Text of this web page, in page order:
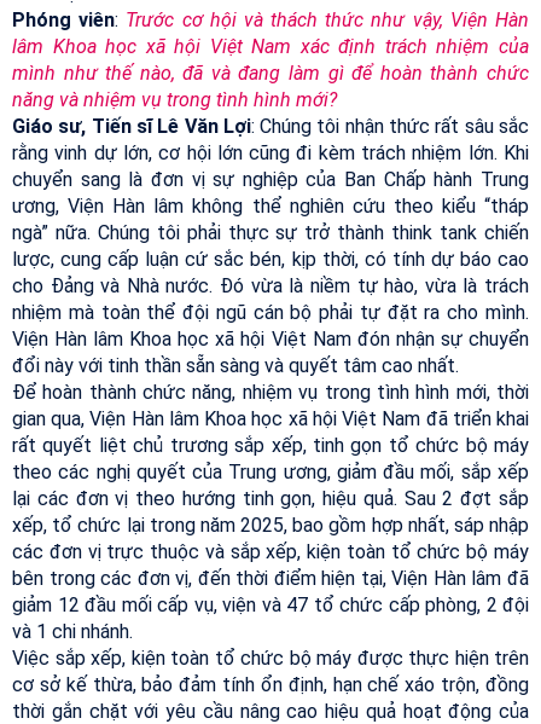
Phóng viên: Trước cơ hội và thách thức như vậy, Viện Hàn
lâm Khoa học xã hội Việt Nam xác định trách nhiệm của
mình như thế nào, đã và đang làm gì để hoàn thành chức
năng và nhiệm vụ trong tình hình mới?
Giáo sư, Tiến sĩ Lê Văn Lợi: Chúng tôi nhận thức rất sâu sắc
rằng vinh dự lớn, cơ hội lớn cũng đi kèm trách nhiệm lớn. Khi
chuyển sang là đơn vị sự nghiệp của Ban Chấp hành Trung
ương, Viện Hàn lâm không thể nghiên cứu theo kiểu “tháp
ngà” nữa. Chúng tôi phải thực sự trở thành think tank chiến
lược, cung cấp luận cứ sắc bén, kịp thời, có tính dự báo cao
cho Đảng và Nhà nước. Đó vừa là niềm tự hào, vừa là trách
nhiệm mà toàn thể đội ngũ cán bộ phải tự đặt ra cho mình.
Viện Hàn lâm Khoa học xã hội Việt Nam đón nhận sự chuyển
đổi này với tinh thần sẵn sàng và quyết tâm cao nhất.
Để hoàn thành chức năng, nhiệm vụ trong tình hình mới, thời
gian qua, Viện Hàn lâm Khoa học xã hội Việt Nam đã triển khai
rất quyết liệt chủ trương sắp xếp, tinh gọn tổ chức bộ máy
theo các nghị quyết của Trung ương, giảm đầu mối, sắp xếp
lại các đơn vị theo hướng tinh gọn, hiệu quả. Sau 2 đợt sắp
xếp, tổ chức lại trong năm 2025, bao gồm hợp nhất, sáp nhập
các đơn vị trực thuộc và sắp xếp, kiện toàn tổ chức bộ máy
bên trong các đơn vị, đến thời điểm hiện tại, Viện Hàn lâm đã
giảm 12 đầu mối cấp vụ, viện và 47 tổ chức cấp phòng, 2 đội
và 1 chi nhánh.
Việc sắp xếp, kiện toàn tổ chức bộ máy được thực hiện trên
cơ sở kế thừa, bảo đảm tính ổn định, hạn chế xáo trộn, đồng
thời gắn chặt với yêu cầu nâng cao hiệu quả hoạt động của